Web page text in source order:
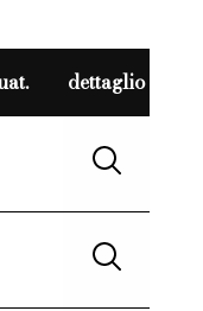
dettaglio